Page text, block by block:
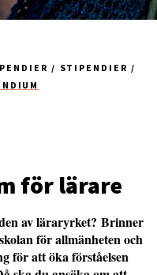
STIPENDIER
för lärare
av läraryrket? Brinner
för allmänheten och
för att öka förståelsen